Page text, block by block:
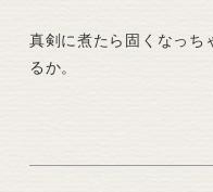
真剣に煮たら固くなっ
るか。